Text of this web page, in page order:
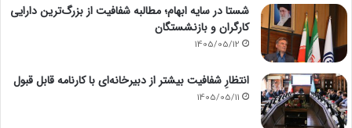
شستا در سایه ابهام؛ مطالبه شفافیت از بزرگ‌ترین دارایی
کارگران و بازنشستگان
1405/05/12
انتظارِ شفافیت بیشتر از دبیرخانه‌ای با کارنامه قابل قبول
1405/05/11